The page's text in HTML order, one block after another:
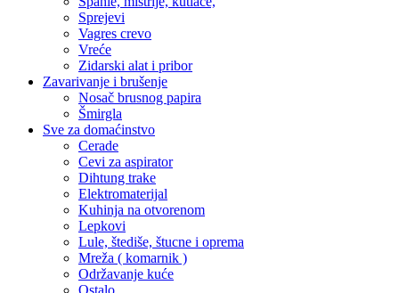
Sprejevi
Vagres crevo
Vreće
Zidarski alat i pribor
Zavarivanje i brušenje
Nosač brusnog papira
Šmirgla
Sve za domaćinstvo
Cerade
Cevi za aspirator
Dihtung trake
Elektromaterijal
Kuhinja na otvorenom
Lepkovi
Lule, štediše, štucne i oprema
Mreža ( komarnik )
Održavanje kuće
Ostalo